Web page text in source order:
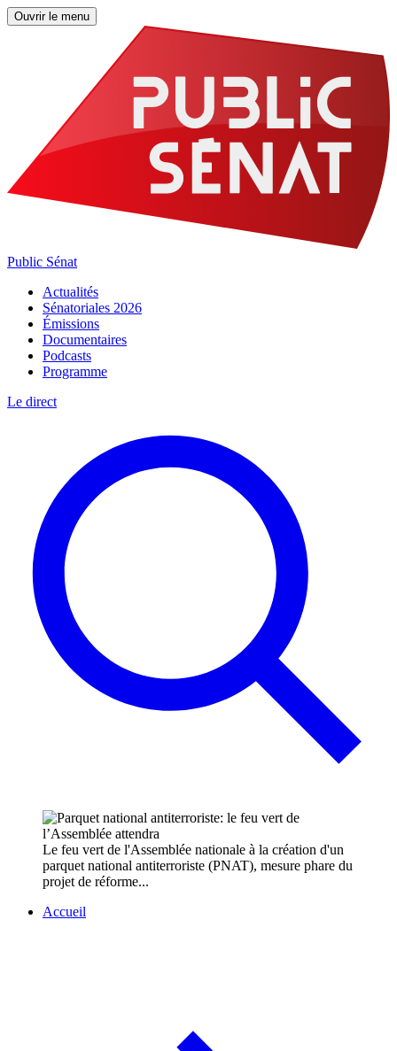
Ouvrir le menu
Public Sénat
Actualités
Sénatoriales 2026
Émissions
Documentaires
Podcasts
Programme
Le direct
Le feu vert de l'Assemblée nationale à la création d'un
parquet national antiterroriste (PNAT), mesure phare du
projet de réforme...
Accueil